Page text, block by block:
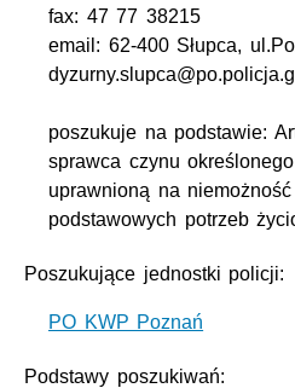
fax: 47 77 38215
email: 62-400 Słupca,
poszukuje na podstawie:
sprawca czynu
uprawnioną na
podstawowych potrzeb
Poszukujące jednostki policji:
PO KWP Poznań
Podstawy poszukiwań: